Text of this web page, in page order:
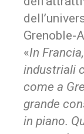
Grenoble-
«In
industriali
come a
grande
in piano.